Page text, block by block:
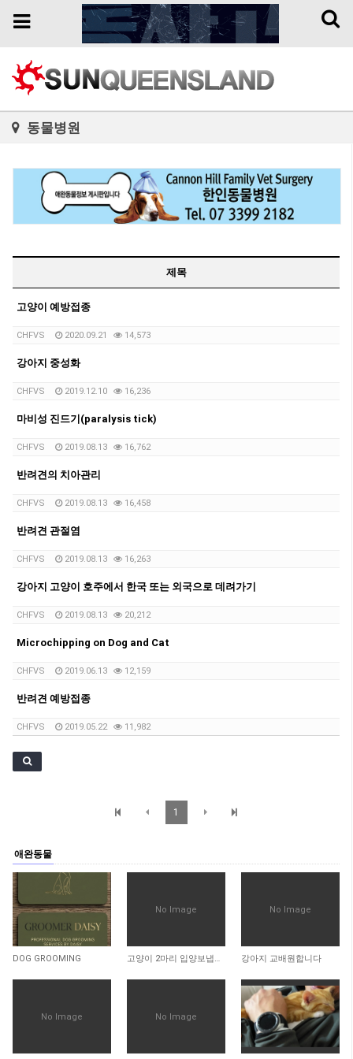
Toggle
Toggle
동물병원
제목
고양이 예방접종
CHFVS 2020.09.21 14,573
강아지 중성화
CHFVS 2019.12.10 16,236
마비성 진드기(paralysis tick)
CHFVS 2019.08.13 16,762
반려견의 치아관리
CHFVS 2019.08.13 16,458
반려견 관절염
CHFVS 2019.08.13 16,263
강아지 고양이 호주에서 한국 또는 외국으로 데려가기
CHFVS 2019.08.13 20,212
Microchipping on Dog and Cat
CHFVS 2019.06.13 12,159
반려견 예방접종
CHFVS 2019.05.22 11,982
1
애완동물
420
DOG GROOMING
No Image
1,659 고양이 2마리 입양보냅니다
No Image
1,385
강아지 교배원합니다
No Image No Image